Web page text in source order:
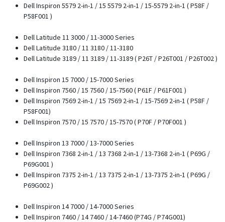
Dell Inspiron 5579 2-in-1 / 15 5579 2-in-1 / 15-5579 2-in-1 ( P58F /
P58F001 )
Dell Latitude 11 3000 / 11-3000 Series
Dell Latitude 3180 / 11 3180 / 11-3180
Dell Latitude 3189 / 11 3189 / 11-3189 ( P26T / P26T001 / P26T002 )
Dell Inspiron 15 7000 / 15-7000 Series
Dell Inspiron 7560 / 15 7560 / 15-7560 ( P61F / P61F001 )
Dell Inspiron 7569 2-in-1 / 15 7569 2-in-1 / 15-7569 2-in-1 ( P58F /
P58F001)
Dell Inspiron 7570 / 15 7570 / 15-7570 ( P70F / P70F001 )
Dell Inspiron 13 7000 / 13-7000 Series
Dell Inspiron 7368 2-in-1 / 13 7368 2-in-1 / 13-7368 2-in-1 ( P69G /
P69G001 )
Dell Inspiron 7375 2-in-1 / 13 7375 2-in-1 / 13-7375 2-in-1 ( P69G /
P69G002 )
Dell Inspiron 14 7000 / 14-7000 Series
Dell Inspiron 7460 / 14 7460 / 14-7460 (P74G / P74G001)